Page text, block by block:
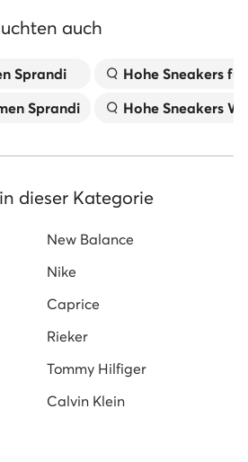
auch
Sprandi
Sprandi
Hohe Sneakers
Hohe Sneakers
dieser Kategorie
New Balance
Nike
Caprice
Rieker
Tommy Hilfiger
Calvin Klein